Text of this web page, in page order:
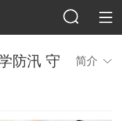
防汛 守
简介